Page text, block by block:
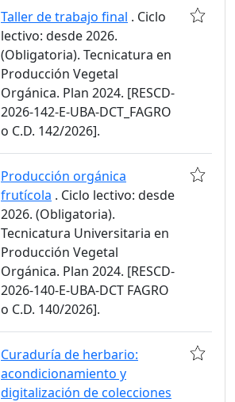
Taller de trabajo final . Ciclo
lectivo: desde 2026.
(Obligatoria). Tecnicatura en
Producción Vegetal
Orgánica. Plan 2024. [RESCD-
2026-142-E-UBA-DCT_FAGRO
o C.D. 142/2026].
Producción orgánica
frutícola . Ciclo lectivo: desde
2026. (Obligatoria).
Tecnicatura Universitaria en
Producción Vegetal
Orgánica. Plan 2024. [RESCD-
2026-140-E-UBA-DCT FAGRO
o C.D. 140/2026].
Curaduría de herbario:
acondicionamiento y
digitalización de colecciones